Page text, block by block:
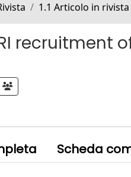
1.1 Articolo in rivista
recruitment
Scheda